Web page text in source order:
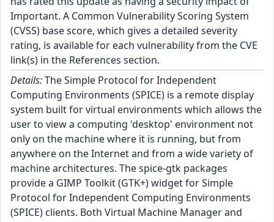
Important. A Common Vulnerability Scoring System
(CVSS) base score, which gives a detailed severity
rating, is available for each vulnerability from the CVE
link(s) in the References section.
Details:The Simple Protocol for Independent
Computing Environments (SPICE) is a remote display
system built for virtual environments which allows the
user to view a computing 'desktop' environment not
only on the machine where it is running, but from
anywhere on the Internet and from a wide variety of
machine architectures. The spice-gtk packages
provide a GIMP Toolkit (GTK+) widget for Simple
Protocol for Independent Computing Environments
(SPICE) clients. Both Virtual Machine Manager and